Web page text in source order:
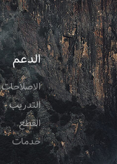
الدعم
الاصلاحات
التدریب
القطع
خدمات